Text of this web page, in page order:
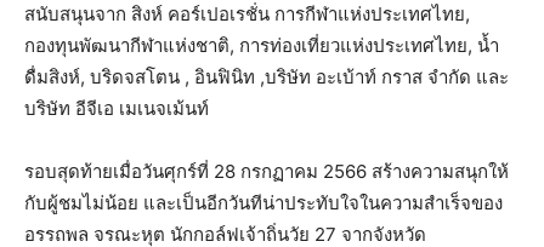
สนับสนุนจาก สิงห์ คอร์เปอเรชั่น การกีฬาแห่งประเทศไทย,
กองทุนพัฒนากีฬาแห่งชาติ, การท่องเที่ยวแห่งประเทศไทย, น้ำ
ดื่มสิงห์, บริดจสโตน , อินฟินิท ,บริษัท อะเบ้าท์ กราส จำกัด และ
บริษัท อีจีเอ เมเนจเม้นท์
รอบสุดท้ายเมื่อวันศุกร์ที่ 28 กรกฏาคม 2566 สร้างความสนุกให้
กับผู้ชมไม่น้อย และเป็นอีกวันทีน่าประทับใจในความสำเร็จของ
อรรถพล จรณะหุต นักกอล์ฟเจ้าถิ่นวัย 27 จากจังหวัด